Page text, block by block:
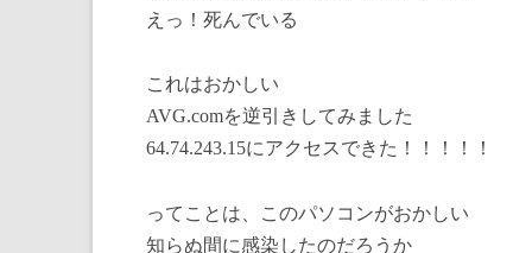
えっ！死んでいる
これはおかしい
AVG.comを逆引きしてみました
64.74.243.15にアクセスできた！！！！！
ってことは、このパソコンがおかしい
知らぬ間に感染したのだろうか